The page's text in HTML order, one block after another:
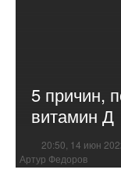
5 причин,
витамин Д
20:50, 14 июн
Артур Федоров